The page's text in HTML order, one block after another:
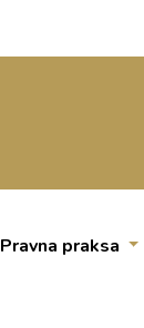
Pravna praksa